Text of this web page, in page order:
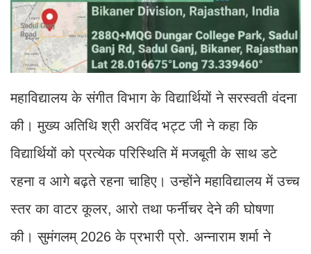
महाविद्यालय के संगीत विभाग के विद्यार्थियों ने सरस्वती वंदना
की। मुख्य अतिथि श्री अरविंद भट्ट जी ने कहा कि
विद्यार्थियों को प्रत्येक परिस्थिति में मजबूती के साथ डटे
रहना व आगे बढ़ते रहना चाहिए। उन्होंने महाविद्यालय में उच्च
स्तर का वाटर कूलर, आरो तथा फर्नीचर देने की घोषणा
की। सुमंगलम् 2026 के प्रभारी प्रो. अन्नाराम शर्मा ने